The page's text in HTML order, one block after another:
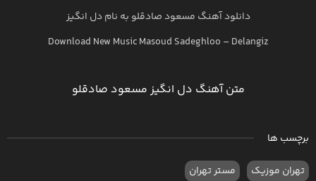
دانلود آهنگ مسعود صادقلو به نامدل انگیز
Download New MusicMasoud Sadeghloo – Delangiz
متن آهنگ دل انگیز مسعود صادقلو
برچسب ها
تهران موزیک مستر تهران